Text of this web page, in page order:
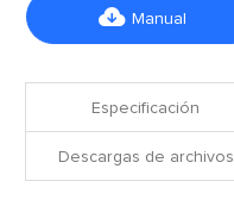
 Manual
Especificación
Descargas de archivos